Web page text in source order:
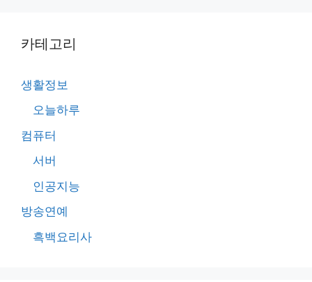
카테고리
생활정보
오늘하루
컴퓨터
서버
인공지능
방송연예
흑백요리사